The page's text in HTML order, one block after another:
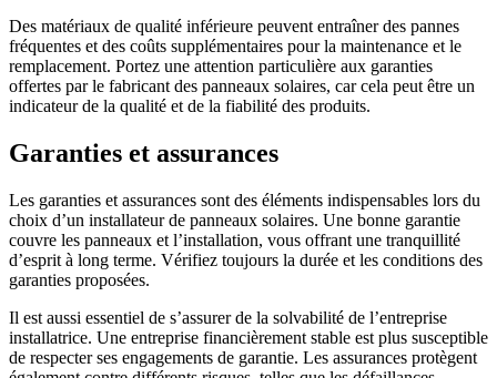
Des matériaux de qualité inférieure peuvent entraîner des pannes
fréquentes et des coûts supplémentaires pour la maintenance et le
remplacement. Portez une attention particulière aux garanties
offertes par le fabricant des panneaux solaires, car cela peut être un
indicateur de la qualité et de la fiabilité des produits.
Garanties et assurances
Les garanties et assurances sont des éléments indispensables lors du
choix d’un installateur de panneaux solaires. Une bonne garantie
couvre les panneaux et l’installation, vous offrant une tranquillité
d’esprit à long terme. Vérifiez toujours la durée et les conditions des
garanties proposées.
Il est aussi essentiel de s’assurer de la solvabilité de l’entreprise
installatrice. Une entreprise financièrement stable est plus susceptible
de respecter ses engagements de garantie. Les assurances protègent